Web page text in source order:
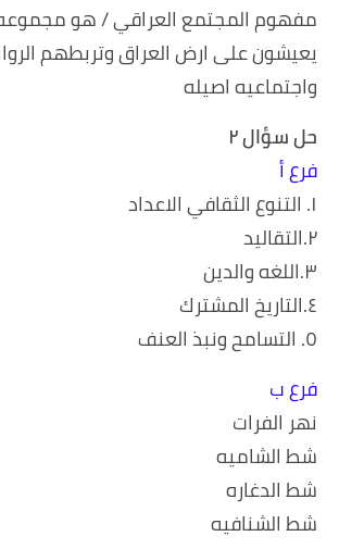
مفهوم المجتمع العراقي / هو مجموعه
يعيشون على ارض العراق وتربطهم
واجتماعيه اصيله
حل سؤال ٢
فرع أ
١. التنوع الثقافي الاعداد
٢.التقاليد
٣.اللغه والدين
٤.التاريخ المشترك
٥. التسامح ونبذ العنف
فرع ب
نهر الفرات
شط الشاميه
شط الدغاره
شط الشنافيه